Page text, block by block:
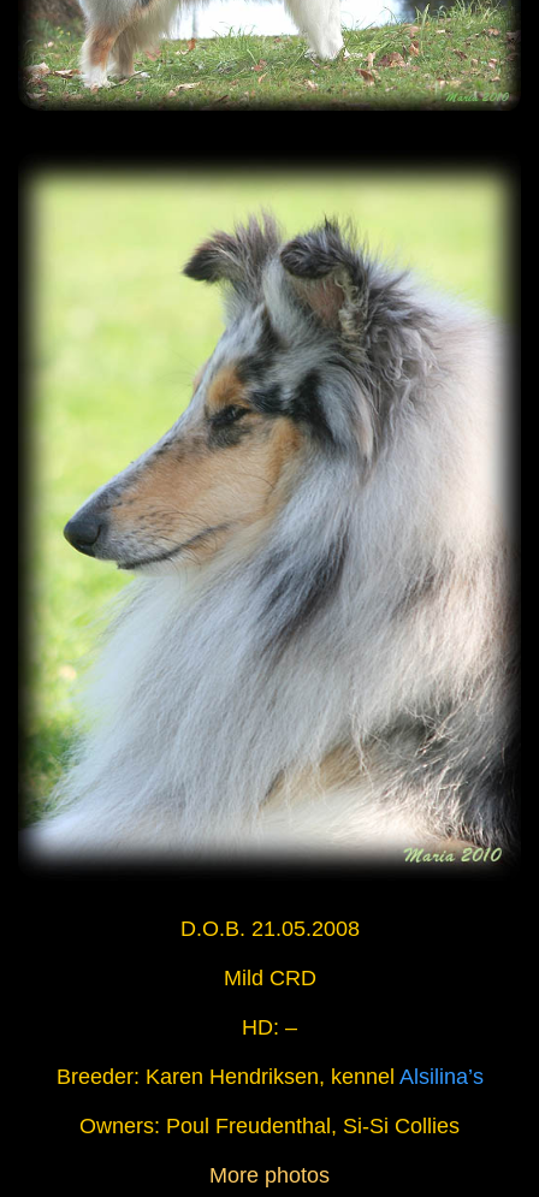
D.O.B. 21.05.2008
Mild CRD
HD: –
Breeder: Karen Hendriksen, kennel Alsilina’s
Owners: Poul Freudenthal, Si-Si Collies
More photos